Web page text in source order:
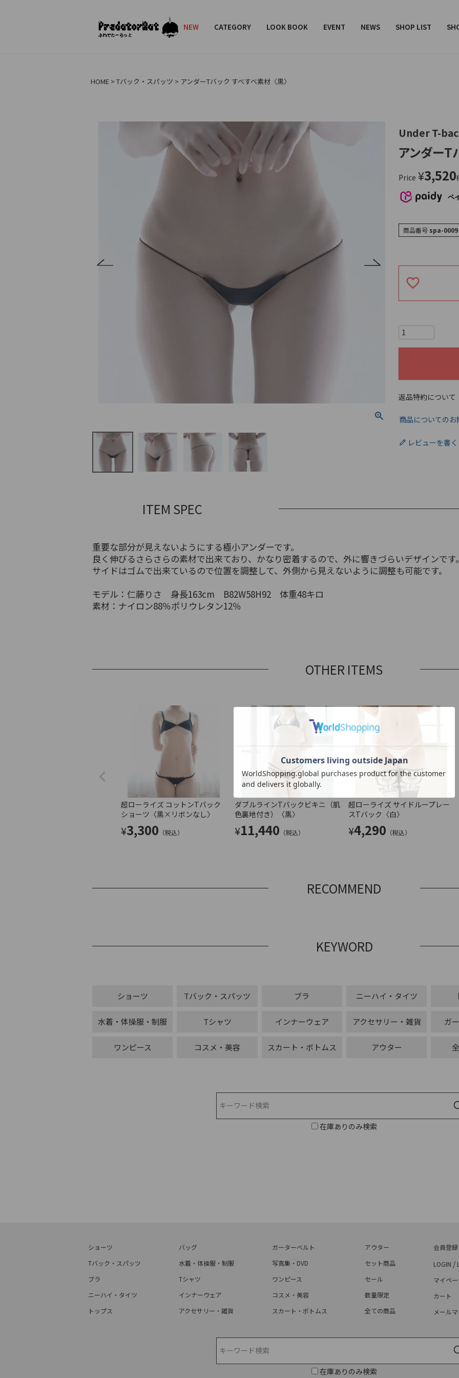
NEW CATEGORY LOOK BOOK EVENT NEWS SHOP LIST
HOME Tバック・スパッツ アンダーTバック すべすべ素材〈黒〉
Under T-
アンダーT
Price ¥3,520
ペ
商品番号 spa-0009
返品特約について
商品についての
レビューを書く
ITEM SPEC
重要な部分が見えないようにする極小アンダーです。
良く伸びるさらさらの素材で出来ており、かなり密着するので、外に響きづらいデザインです
サイドはゴムで出来ているので位置を調整して、外側から見えないように調整も可能です。
モデル：仁藤りさ 身長163cm B82W58H92 体重48キロ
素材：ナイロン88％ポリウレタン12％
OTHER ITEMS
超ローライズ コットンTバック
ショーツ〈黒×リボンなし〉
¥3,300 （税込）
ダブルラインTバックビキニ（肌
色裏地付き）〈黒〉
¥11,440 （税込）
超ローライズ サイドループレー
スTバック〈白〉
¥4,290 （税込）
RECOMMEND
KEYWORD
ショーツ Tバック・スパッツ ブラ ニーハイ・タイツ
水着・体操服・制服 Tシャツ インナーウェア アクセサリー・雑貨 ガ
ワンピース コスメ・美容 スカート・ボトムス アウター
在庫ありのみ検索
ショーツ
Tバック・スパッツ
ブラ
ニーハイ・タイツ
トップス
バッグ
水着・体操服・制服
Tシャツ
インナーウェア
アクセサリー・雑貨
ガーターベルト
写真集・DVD
ワンピース
コスメ・美容
スカート・ボトムス
アウター
セット商品
セール
数量限定
全ての商品
会員登
LOGIN /
マイペ
カート
メール
在庫ありのみ検索